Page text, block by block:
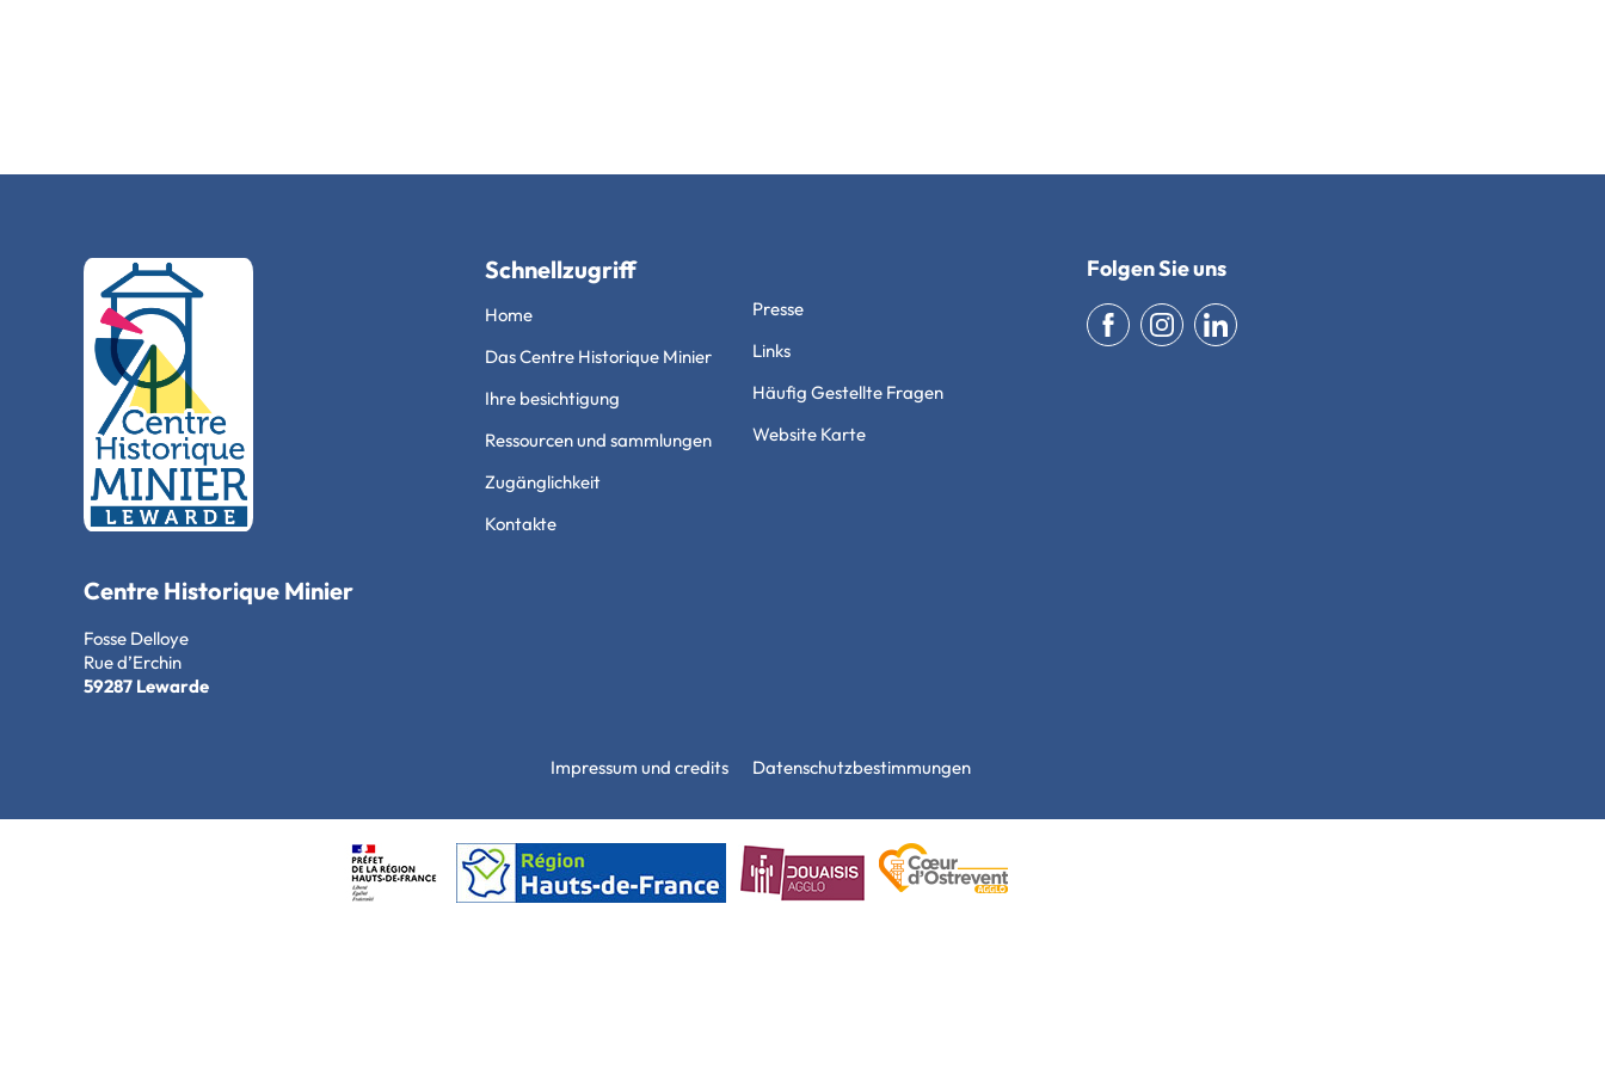
Centre Historique Minier
Fosse Delloye
Rue d’Erchin
59287 Lewarde
Schnellzugriff
Home
Das Centre Historique Minier
Ihre besichtigung
Ressourcen und sammlungen
Zugänglichkeit
Kontakte
Presse
Links
Häufig Gestellte Fragen
Website Karte
Folgen Sie uns
Impressum und credits Datenschutzbestimmungen